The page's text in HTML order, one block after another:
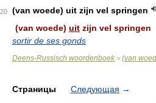
20
(van woede) uit zijn vel springen
(van woede) uit zijn vel springen
sortir de ses gonds
Deens-Russisch woordenboek > (van
Страницы Следующая →